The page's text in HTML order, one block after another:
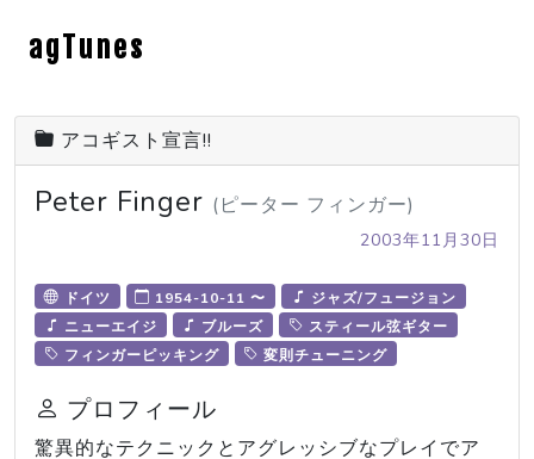
agTunes
アコギスト宣言!!
Peter Finger (ピーター フィンガー)
2003年11月30日
ドイツ 1954-10-11 〜
ジャズ/フュージョン
ニューエイジ
ブルーズ
スティール弦ギター
フィンガーピッキング
変則チューニング
プロフィール
驚異的なテクニックとアグレッシブなプレイでア